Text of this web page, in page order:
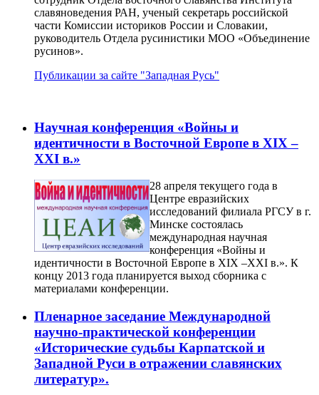
славяноведения РАН, ученый секретарь российской
части Комиссии историков России и Словакии,
руководитель Отдела русинистики МОО «Объединение
русинов».
Публикации за сайте "Западная Русь"
Научная конференция «Войны и
идентичности в Восточной Европе в XIX –
XXI в.»
28 апреля текущего года в
Центре евразийских
исследований филиала РГСУ в г.
Минске состоялась
международная научная
конференция «Войны и
идентичности в Восточной Европе в XIX –XXI в.». К
концу 2013 года планируется выход сборника с
материалами конференции.
Пленарное заседание Международной
научно-практической конференции
«Исторические судьбы Карпатской и
Западной Руси в отражении славянских
литератур».